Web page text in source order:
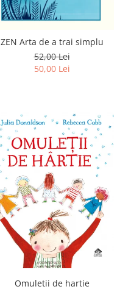
ZEN Arta de a trai simplu
52,00 Lei
50,00 Lei
Omuletii de hartie